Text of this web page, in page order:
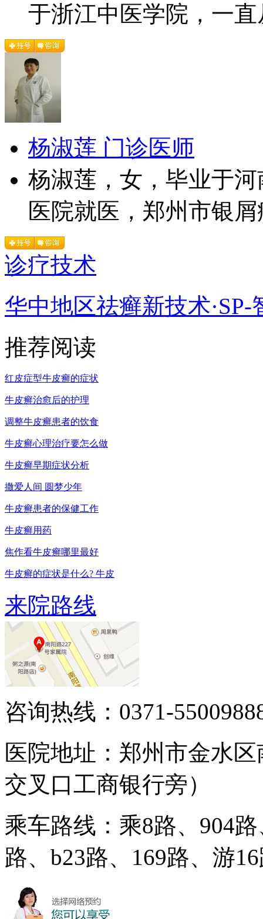
于浙江中医学院，一直
杨淑莲 门诊医师
杨淑莲，女，毕业于
医院就医，郑州市银
诊疗技术
华中地区祛癣新技术·SP-
推荐阅读
红皮症型牛皮癣的症状
牛皮癣治愈后的护理
调整牛皮癣患者的饮食
牛皮癣心理治疗要怎么做
牛皮癣早期症状分析
撒爱人间 圆梦少年
牛皮癣患者的保健工作
牛皮癣用药
焦作看牛皮癣哪里最好
牛皮癣的症状是什么? 牛皮
来院路线
咨询热线：0371-
医院地址：郑州市金水
交叉口工商银行旁）
乘车路线：乘8路、904
路、b23路、169路、游